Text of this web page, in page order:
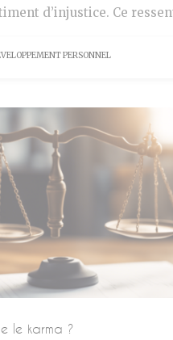
d’injustice. Ce
PERSONNEL
le karma ?